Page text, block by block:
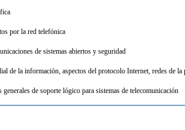
por la red telefónica
de sistemas abiertos y seguridad
de la información, aspectos del protocolo Internet, redes de
generales de soporte lógico para sistemas de telecomunicación